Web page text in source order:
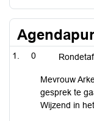
0
Mevrouw
gesprek te
Wijzend in